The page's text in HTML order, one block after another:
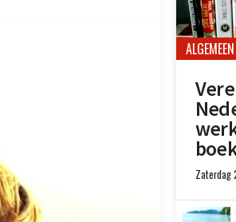
ALGEMEEN
Zaterdag